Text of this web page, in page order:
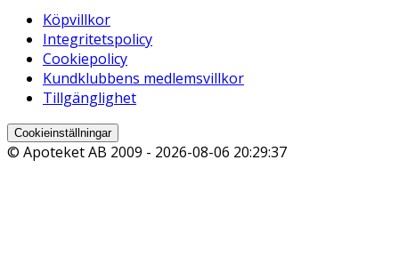
Köpvillkor
Integritetspolicy
Cookiepolicy
Kundklubbens medlemsvillkor
Tillgänglighet
Cookieinställningar
© Apoteket AB 2009 - 2026-08-06 20:29:37